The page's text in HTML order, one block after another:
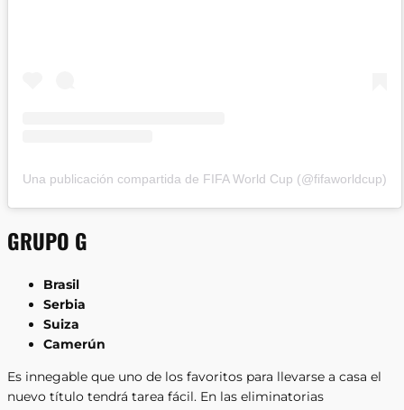
Una publicación compartida de FIFA World Cup (@fifaworldcup)
GRUPO G
Brasil
Serbia
Suiza
Camerún
Es innegable que uno de los favoritos para llevarse a casa el
nuevo título tendrá tarea fácil. En las eliminatorias